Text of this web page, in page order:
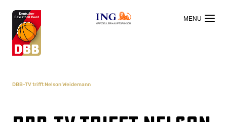
OFFIZIELLER HAUPTSPONSOR
DBB-TV trifft Nelson Weidemann